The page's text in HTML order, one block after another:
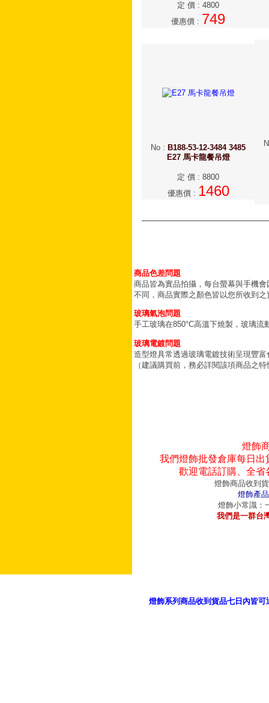
定 價 : 4800
優惠價 : 749
No : B188-53-12-3484 3485
E27 馬卡龍餐吊燈
定 價 : 8800
優惠價: 1460
商品色差問題
商品皆為實品拍攝，每台螢幕與手機
不同，商品實際之顏色皆以您所收到之
玻璃氣泡問題
手工玻璃在850°C高溫下燒製，玻璃
玻璃電鍍問題
造型燈具常透過玻璃電鍍技術呈現豐
（建議購買前，務必詳閱該項商品之
燈飾
我們燈飾批發倉庫每日
歡迎電話訂購、全
燈飾商品收到
燈飾產
燈飾小常識：
我們是一群台
燈飾系列商品收到貨品七日內皆